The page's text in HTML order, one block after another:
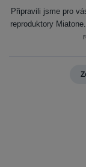
Připravili jsme pro
reproduktory